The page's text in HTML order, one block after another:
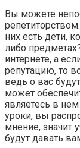
Вы можете
них есть дети,
либо
интернете, а
репутацию, то
ведь о вас
может
являетесь в
уроки, вы
мнение, значит
будут давать